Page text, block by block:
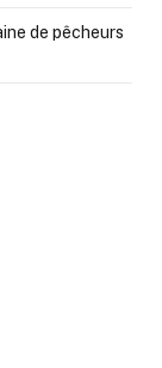
de pêcheurs